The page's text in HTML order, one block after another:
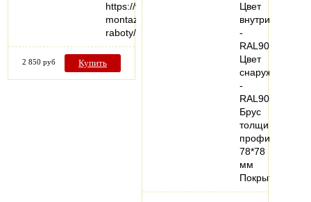
https://vezuteplo.ru/stroitelno-
montazhnye-
raboty/
2 850 руб Купить
Цвет
внутри
-
RAL9016
Цвет
снаружи
-
RAL9016
Брус
толщиной
профиля
78*78
мм
Покрытие…